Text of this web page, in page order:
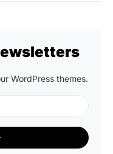
WordPress themes.